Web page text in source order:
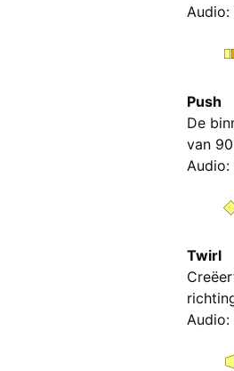
Push
De
van
Twirl